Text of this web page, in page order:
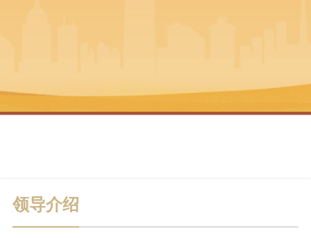
领导介绍